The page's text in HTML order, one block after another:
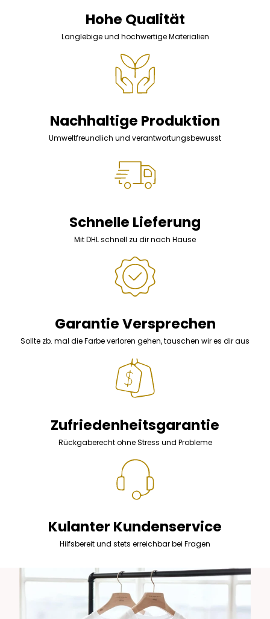
Hohe Qualität
Langlebige und hochwertige Materialien
Nachhaltige Produktion
Umweltfreundlich und verantwortungsbewusst
Schnelle Lieferung
Mit DHL schnell zu dir nach Hause
Garantie Versprechen
Sollte zb. mal die Farbe verloren gehen, tauschen wir es dir aus
Zufriedenheitsgarantie
Rückgaberecht ohne Stress und Probleme
Kulanter Kundenservice
Hilfsbereit und stets erreichbar bei Fragen